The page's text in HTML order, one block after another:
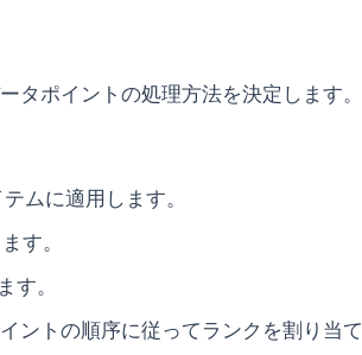
タポイントの処理方法を決定します。
ムに適用します。
す。
。
ントの順序に従ってランクを割り当て